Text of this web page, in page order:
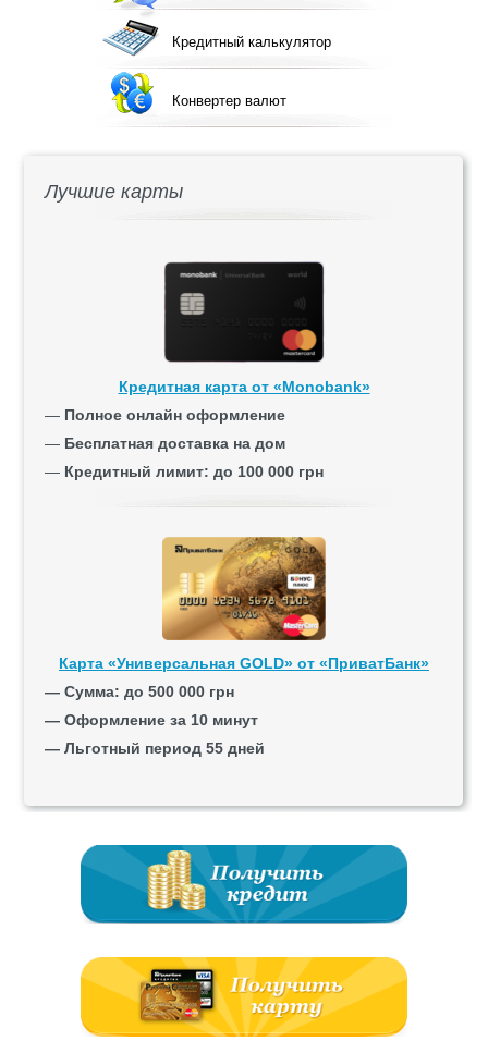
Кредитный калькулятор
Конвертер валют
Лучшие карты
Кредитная карта от «Monobank»
— Полное онлайн оформление
— Бесплатная доставка на дом
— Кредитный лимит: до 100 000 грн
Карта «Универсальная GOLD» от «ПриватБанк»
— Сумма: до 500 000 грн
— Оформление за 10 минут
— Льготный период 55 дней